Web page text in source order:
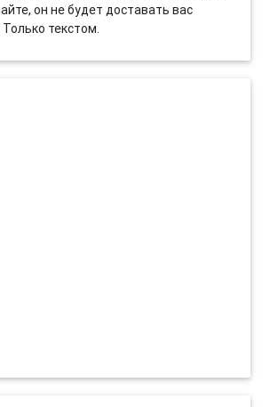
он не будет доставать вас
текстом.